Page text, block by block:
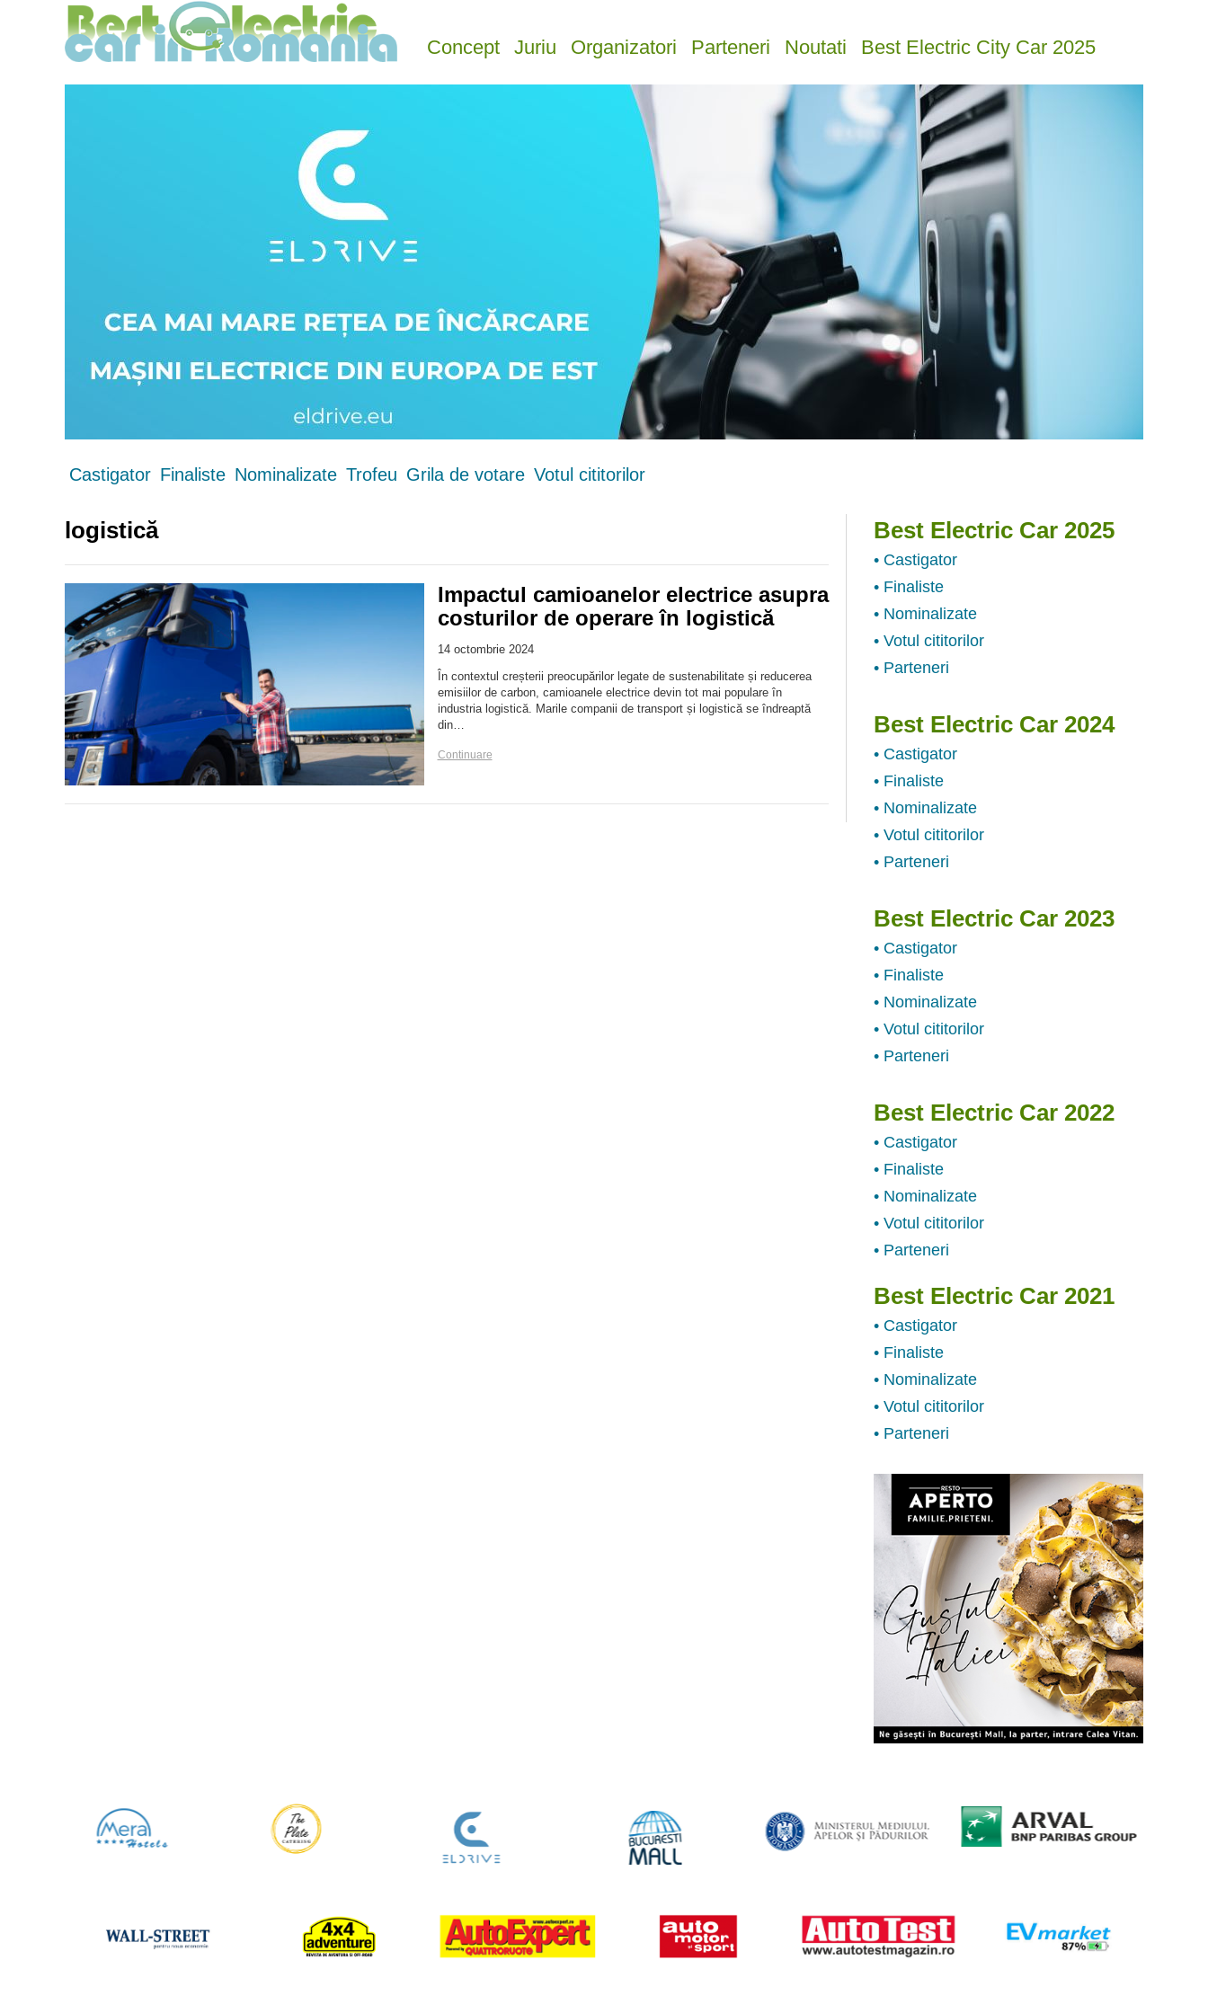
Concept Juriu Organizatori Parteneri Noutati Best Electric City Car 2025
Castigator Finaliste Nominalizate Trofeu Grila de votare Votul cititorilor
logistică
Impactul camioanelor electrice asupra
costurilor de operare în logistică
14 octombrie 2024
În contextul creșterii preocupărilor legate de sustenabilitate și reducerea
emisiilor de carbon, camioanele electrice devin tot mai populare în
industria logistică. Marile companii de transport și logistică se îndreaptă
din…
Continuare
Best Electric Car 2025
• Castigator
• Finaliste
• Nominalizate
• Votul cititorilor
• Parteneri
Best Electric Car 2024
• Castigator
• Finaliste
• Nominalizate
• Votul cititorilor
• Parteneri
Best Electric Car 2023
• Castigator
• Finaliste
• Nominalizate
• Votul cititorilor
• Parteneri
Best Electric Car 2022
• Castigator
• Finaliste
• Nominalizate
• Votul cititorilor
• Parteneri
Best Electric Car 2021
• Castigator
• Finaliste
• Nominalizate
• Votul cititorilor
• Parteneri